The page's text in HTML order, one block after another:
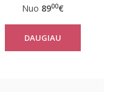
geltonais rankogaliais
Ulvyds
Nuo 8900€
DAUGIAU